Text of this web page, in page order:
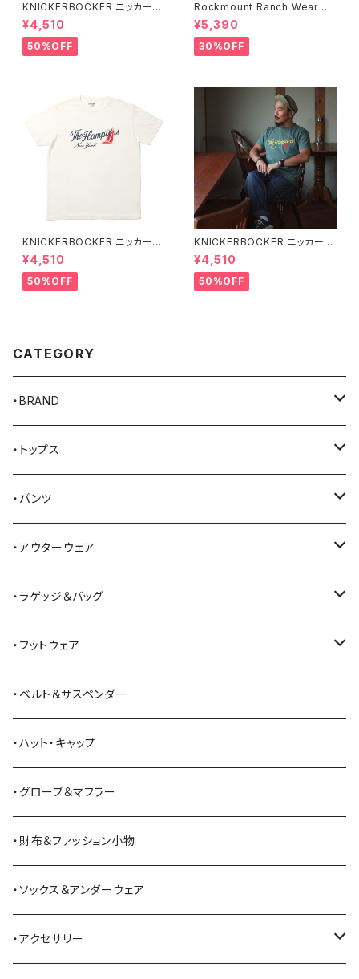
KNICKERBOCKER ニッカーボ
ッカー HEATHER GREY ハン
プトン Tシャツ
¥4,510
50%OFF
Rockmount Ranch Wear ロ
ックマウント ランチウェア Rock
mount Bronc Western T-Sh
irt 半袖Tシャツ 全3色
¥5,390
30%OFF
KNICKERBOCKER ニッカーボ
ッカー MILK ハンプトン Tシャ
ツ
¥4,510
50%OFF
KNICKERBOCKER ニッカーボ
ッカー GREEN ハンプトン Tシ
ャツ
¥4,510
50%OFF
CATEGORY
・BRAND
AKER
Alden
ALFONSO'S OF HOLLYWOOD LEATHER
All American Khakis
American Optical
ANDERSON BEAN BOOT CO.
Bass Pro Shops
BATTLE LAKE
Barbour
BAYSIDE
BELSTAFF
・トップス
Tシャツ
シャツ
ベスト
セーター
スウェットシャツ
カーディガン
パーカー
・パンツ
ジーンズ
ワークパンツ
オーバーオール
ミリタリーパンツ
ツナギ
ジャージ・スウェット
ハーフパンツ・ショートパンツ
・アウターウェア
コート
ジャケット
ベスト
・ラゲッジ＆バッグ
トートバッグ
ショルダーバッグ
リュック・バックパック
ボストンバッグ・ダッフルバッグ
ヒップバッグ・ファニーパック
ブリーフケース
ツールバッグ
・フットウェア
ブーツ
スニーカー
サンダル
その他シューズ
シュー用品
・ベルト＆サスペンダー
・ハット・キャップ
・グローブ＆マフラー
・財布＆ファッション小物
・ソックス＆アンダーウェア
・アクセサリー